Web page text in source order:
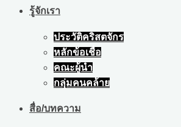
รู้จักเรา
ประวัติคริสตจักร
หลักข้อเชื่อ
คณะผู้นำ
กลุ่มคนคล้าย
สื่อ/บทความ